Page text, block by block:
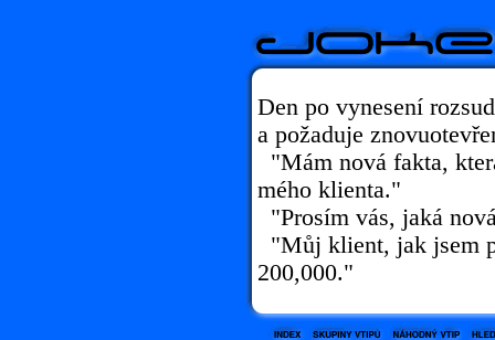
Den po vynesení
a požaduje
"Mám nová fakta,
mého klienta."
"Prosím vás, jaká
"Můj klient, jak jsem
200,000."